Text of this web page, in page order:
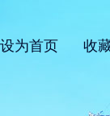
设为首页 收